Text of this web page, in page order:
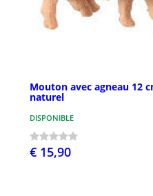
Mouton avec agneau 12
naturel
DISPONIBLE
€ 15,90